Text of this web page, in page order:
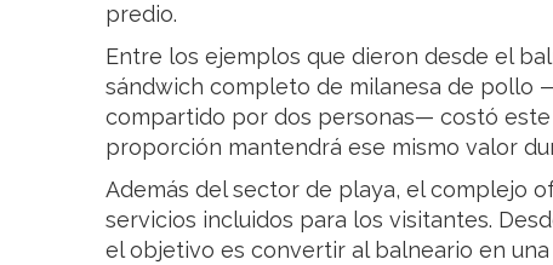
predio.
Entre los ejemplos que dieron desde el
sándwich completo de milanesa de pollo
compartido por dos personas— costó
proporción mantendrá ese mismo valor
Además del sector de playa, el complejo
servicios incluidos para los visitantes.
el objetivo es convertir al balneario en